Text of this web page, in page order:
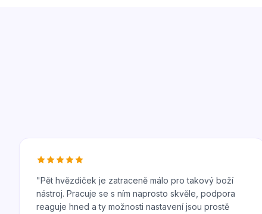
"Pět hvězdiček je zatraceně málo pro takový boží
nástroj. Pracuje se s ním naprosto skvěle, podpora
reaguje hned a ty možnosti nastavení jsou prostě